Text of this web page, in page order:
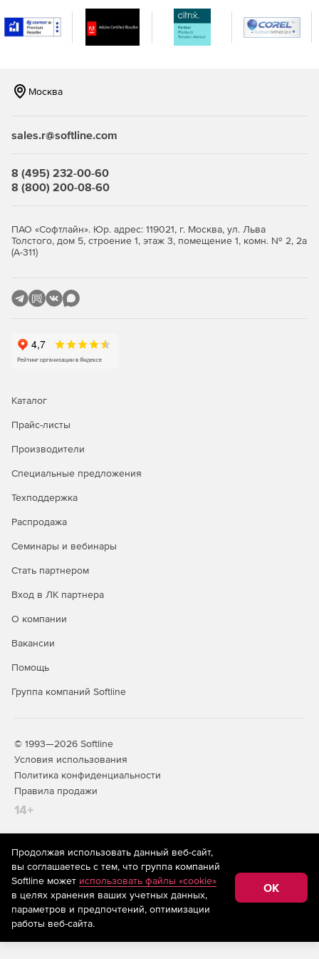
Москва
sales.r@softline.com
8 (495) 232-00-60
8 (800) 200-08-60
ПАО «Софтлайн». Юр. адрес: 119021, г. Москва, ул. Льва
Толстого, дом 5, строение 1, этаж 3, помещение 1, комн. № 2, 2а
(А-311)
Каталог
Прайс-листы
Производители
Специальные предложения
Техподдержка
Распродажа
Семинары и вебинары
Стать партнером
Вход в ЛК партнера
О компании
Вакансии
Помощь
Группа компаний Softline
© 1993—2026 Softline
Условия использования
Политика конфиденциальности
Правила продажи
14+
На информационном ресурсе store.softline.ru применяются
рекомендательные технологии(информационные технологии
предоставления информации на основе сбора,
систематизации и анализа сведений, относящихся к
предпочтениям пользователей сети «Интернет»,
находящихся на территории Российской Федерации)
Продолжая использовать данный веб-сайт,
вы соглашаетесь с тем, что группа компаний
Softline может использовать файлы «cookie»
в целях хранения ваших учетных данных,
параметров и предпочтений, оптимизации
работы веб-сайта.
OK